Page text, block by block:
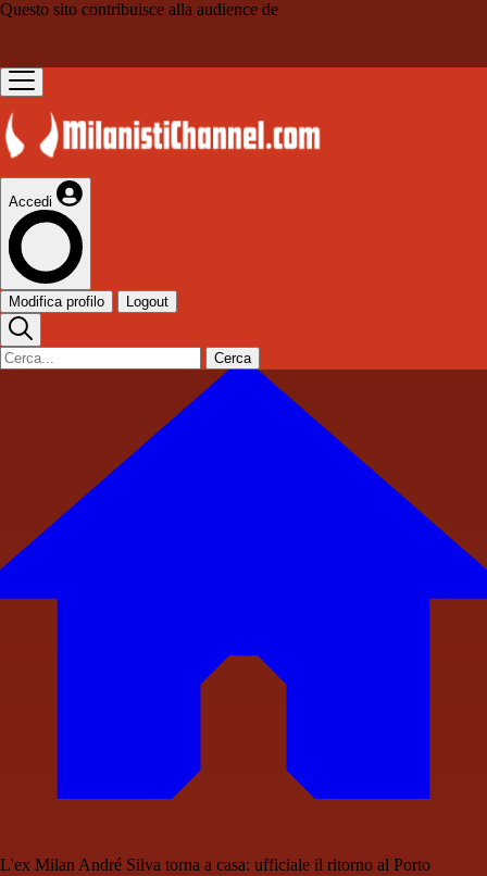
Questo sito contribuisce alla audience de
Accedi
Modifica profilo Logout
Cerca
L'ex Milan André Silva torna a casa: ufficiale il ritorno al Porto